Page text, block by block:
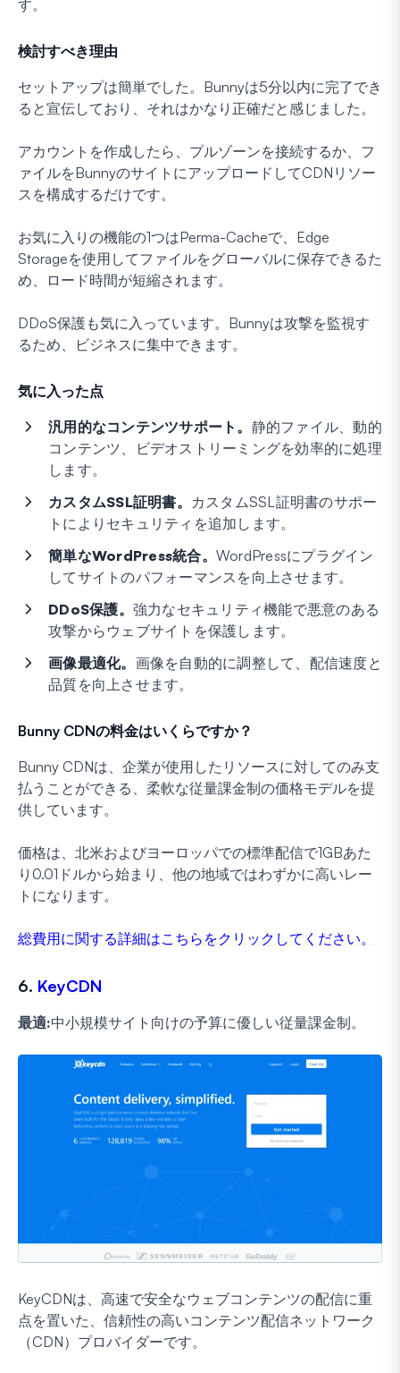
す。
検討すべき理由
セットアップは簡単でした。Bunnyは5分以内に完了でき
ると宣伝しており、それはかなり正確だと感じました。
アカウントを作成したら、プルゾーンを接続するか、フ
ァイルをBunnyのサイトにアップロードしてCDNリソー
スを構成するだけです。
お気に入りの機能の1つはPerma-Cacheで、Edge
Storageを使用してファイルをグローバルに保存できるた
め、ロード時間が短縮されます。
DDoS保護も気に入っています。Bunnyは攻撃を監視す
るため、ビジネスに集中できます。
気に入った点
汎用的なコンテンツサポート。 静的ファイル、動的
コンテンツ、ビデオストリーミングを効率的に処理
します。
カスタムSSL証明書。 カスタムSSL証明書のサポー
トによりセキュリティを追加します。
簡単なWordPress統合。 WordPressにプラグイン
してサイトのパフォーマンスを向上させます。
DDoS保護。 強力なセキュリティ機能で悪意のある
攻撃からウェブサイトを保護します。
画像最適化。 画像を自動的に調整して、配信速度と
品質を向上させます。
Bunny CDNの料金はいくらですか？
Bunny CDNは、企業が使用したリソースに対してのみ支
払うことができる、柔軟な従量課金制の価格モデルを提
供しています。
価格は、北米およびヨーロッパでの標準配信で1GBあた
り0.01ドルから始まり、他の地域ではわずかに高いレー
トになります。
総費用に関する詳細はこちらをクリックしてください。
6. KeyCDN
最適:中小規模サイト向けの予算に優しい従量課金制。
KeyCDNは、高速で安全なウェブコンテンツの配信に重
点を置いた、信頼性の高いコンテンツ配信ネットワーク
（CDN）プロバイダーです。